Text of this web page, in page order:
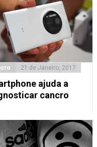
21 de Janeiro, 2017
ajuda a
cancro